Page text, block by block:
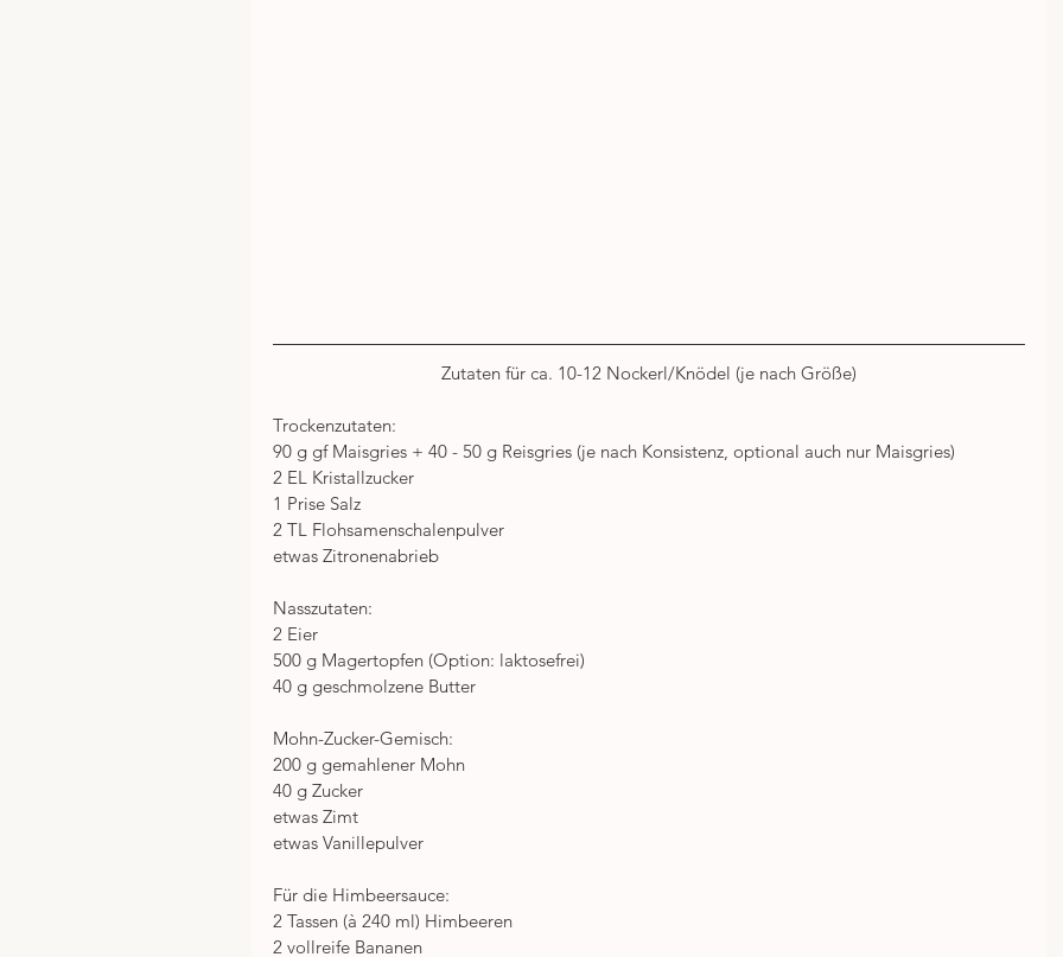
Zutaten für ca. 10-12 Nockerl/Knödel (je nach Größe)
Trockenzutaten:
90 g gf Maisgries + 40 - 50 g Reisgries (je nach Konsistenz, optional auch nur Maisgries)
2 EL Kristallzucker
1 Prise Salz
2 TL Flohsamenschalenpulver
etwas Zitronenabrieb
Nasszutaten:
2 Eier
500 g Magertopfen (Option: laktosefrei)
40 g geschmolzene Butter
Mohn-Zucker-Gemisch:
200 g gemahlener Mohn
40 g Zucker
etwas Zimt
etwas Vanillepulver
Für die Himbeersauce:
2 Tassen (à 240 ml) Himbeeren
2 vollreife Bananen